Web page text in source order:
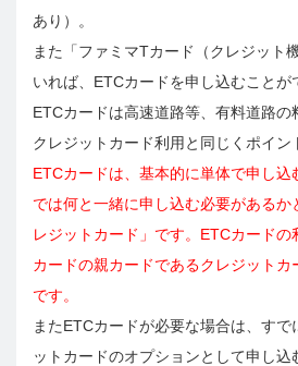
あり）。
また「ファミマTカード（クレジット
いれば、ETCカードを申し込むことが
ETCカードは高速道路等、有料道路
クレジットカード利用と同じくポイン
ETCカードは、基本的に単体で申し込
では何と一緒に申し込む必要があるか
レジットカード」です。ETCカード
カードの親カードであるクレジットカ
です。
またETCカードが必要な場合は、す
ットカードのオプションとして申し込